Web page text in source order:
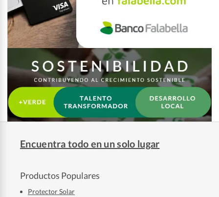
Encuentra todo en un solo lugar
Productos Populares
Protector Solar